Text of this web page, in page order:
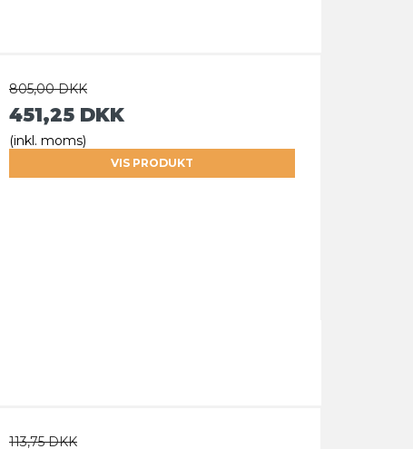
805,00 DKK
451,25 DKK
(inkl. moms)
VIS PRODUKT
113,75 DKK